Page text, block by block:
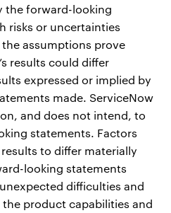
the forward-looking
risks or uncertainties
assumptions prove
results could differ
expressed or implied by
made. ServiceNow
and does not intend, to
statements. Factors
to differ materially
looking statements
difficulties and
product capabilities and